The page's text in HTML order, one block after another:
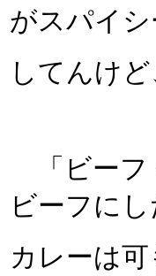
がスパイ
してんけど
「ビーフ
ビーフに
カレーは